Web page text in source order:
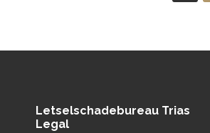
Letselschadebureau Trias
Legal